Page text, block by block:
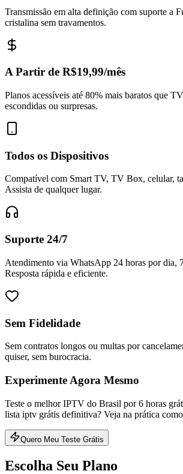
Transmissão em alta definição com suporte a
cristalina sem travamentos.
A Partir de R$19,99/mês
Planos acessíveis até 80% mais baratos que
escondidas ou surpresas.
Todos os Dispositivos
Compatível com Smart TV, TV Box, celular,
Assista de qualquer lugar.
Suporte 24/7
Atendimento via WhatsApp 24 horas por dia,
Resposta rápida e eficiente.
Sem Fidelidade
Sem contratos longos ou multas por
quiser, sem burocracia.
Experimente Agora Mesmo
Teste o melhor IPTV do Brasil por 6 horas
lista iptv grátis definitiva? Veja na prática
Quero Meu Teste Grátis
Escolha Seu Plano